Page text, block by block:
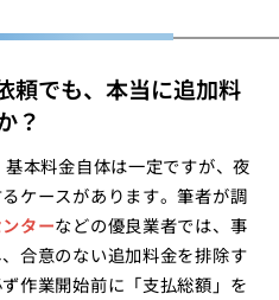
頼でも、本当に追加料
？
本料金自体は一定ですが、夜
ケースがあります。筆者が調
ターなどの優良業者では、事
合意のない追加料金を排除す
作業開始前に「支払総額」を